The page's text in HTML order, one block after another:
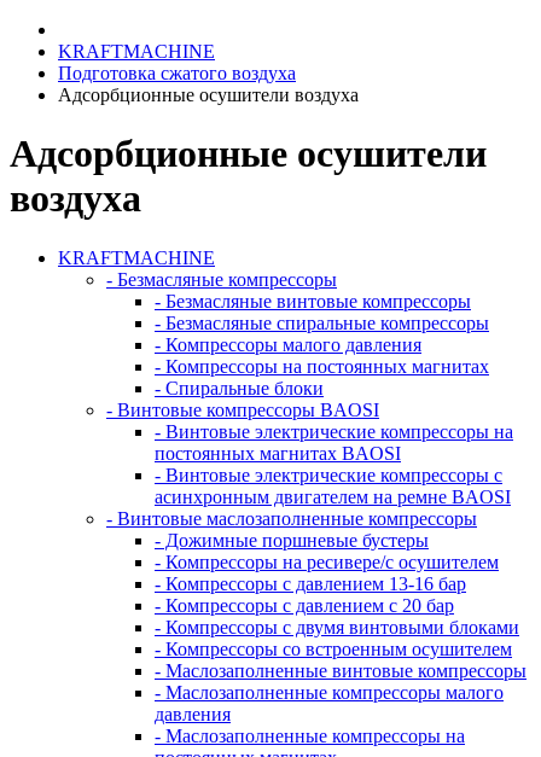
KRAFTMACHINE
Подготовка сжатого воздуха
Адсорбционные осушители воздуха
Адсорбционные осушители
воздуха
KRAFTMACHINE
- Безмасляные компрессоры
- Безмасляные винтовые компрессоры
- Безмасляные спиральные компрессоры
- Компрессоры малого давления
- Компрессоры на постоянных магнитах
- Спиральные блоки
- Винтовые компрессоры BAOSI
- Винтовые электрические компрессоры на
постоянных магнитах BAOSI
- Винтовые электрические компрессоры с
асинхронным двигателем на ремне BAOSI
- Винтовые маслозаполненные компрессоры
- Дожимные поршневые бустеры
- Компрессоры на ресивере/с осушителем
- Компрессоры с давлением 13-16 бар
- Компрессоры с давлением с 20 бар
- Компрессоры с двумя винтовыми блоками
- Компрессоры со встроенным осушителем
- Маслозаполненные винтовые компрессоры
- Маслозаполненные компрессоры малого
давления
- Маслозаполненные компрессоры на